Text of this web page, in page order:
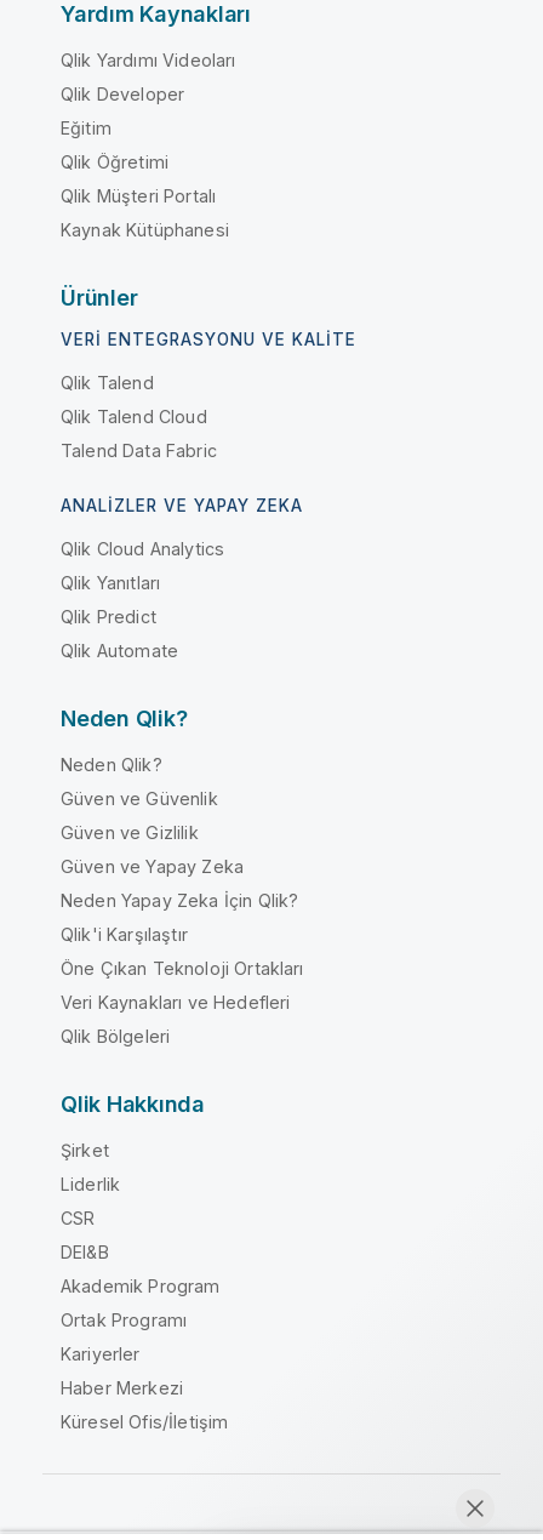
Yardım Kaynakları
Qlik Yardımı Videoları
Qlik Developer
Eğitim
Qlik Öğretimi
Qlik Müşteri Portalı
Kaynak Kütüphanesi
Ürünler
VERI ENTEGRASYONU VE KALITE
Qlik Talend
Qlik Talend Cloud
Talend Data Fabric
ANALIZLER VE YAPAY ZEKA
Qlik Cloud Analytics
Qlik Yanıtları
Qlik Predict
Qlik Automate
Neden Qlik?
Neden Qlik?
Güven ve Güvenlik
Güven ve Gizlilik
Güven ve Yapay Zeka
Neden Yapay Zeka İçin Qlik?
Qlik'i Karşılaştır
Öne Çıkan Teknoloji Ortakları
Veri Kaynakları ve Hedefleri
Qlik Bölgeleri
Qlik Hakkında
Şirket
Liderlik
CSR
DEI&B
Akademik Program
Ortak Programı
Kariyerler
Haber Merkezi
Küresel Ofis/İletişim